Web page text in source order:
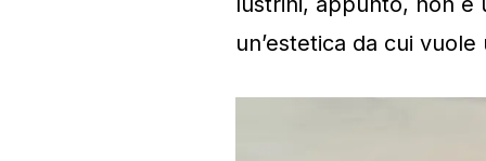
un’estetica da cui vuole